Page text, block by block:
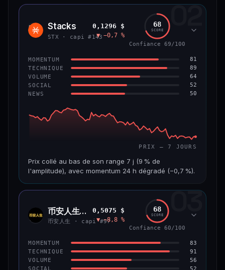
CAP. MARCHÉ VOLUME 24 H
VAR. 7 J VAR. 30 J
−9,9 %
VS ATH
−55,9 %
CONFIANCE 66/100
02
STX Stacks
STX · capi #143
0,1296 $
▼ −0,7 %
68
SCORE
Confiance 69/100
MOMENTUM 81
TECHNIQUE 89
VOLUME 64
SOCIAL 52
NEWS 50
PRIX — 7 JOURS
Prix collé au bas de son range 7 j (9 % de
l'amplitude), avec momentum 24 h dégradé (−0,7 %).
CAP. MARCHÉ VOLUME 24 H
VAR. 7 J VAR. 30 J
−22,2 %
VS ATH
−96,6 %
RANG CAPI.
#143
03
币安
人生
币安人生 (BinanceLife)
币安人生 · capi #97
0,5075 $
▼ −8,8 %
68
SCORE
Confiance 60/100
MOMENTUM 83
TECHNIQUE 91
VOLUME 56
SOCIAL